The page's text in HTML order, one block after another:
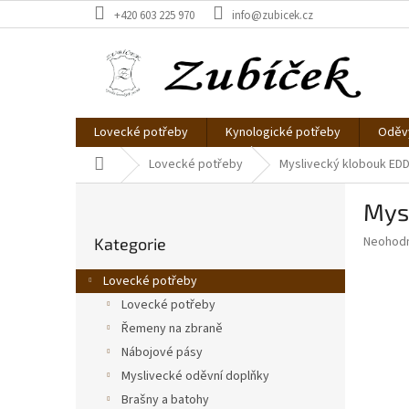
na
+420 603 225 970 info@zubicek.cz
Lovecké potřeby Kynologické potřeby
Domů Lovecké potřeby Myslivecký klobouk
r
a
kategorie
Kategorie
Lovecké potřeby
Lovecké potřeby
Řemeny na zbraně
Nábojové pásy
Myslivecké oděvní doplňky
Brašny a batohy